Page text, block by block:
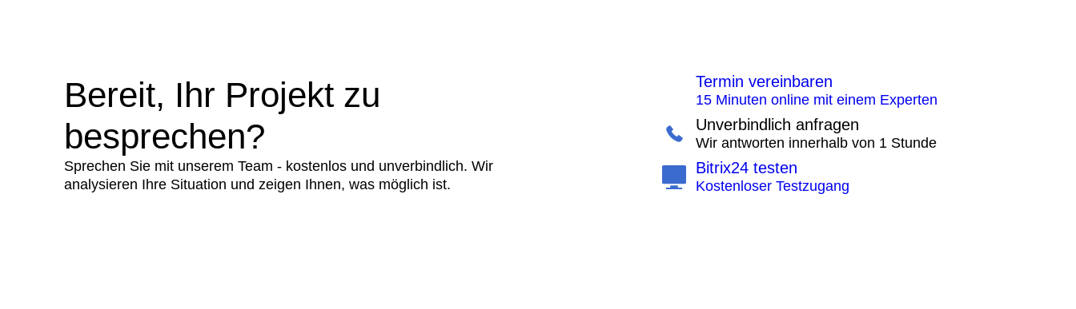
Bereit, Ihr Projekt zu
besprechen?
Sprechen Sie mit unserem Team - kostenlos und unverbindlich. Wir
analysieren Ihre Situation und zeigen Ihnen, was möglich ist.
Termin vereinbaren
15 Minuten online mit einem Experten
Unverbindlich anfragen
Wir antworten innerhalb von 1 Stunde
Bitrix24 testen
Kostenloser Testzugang